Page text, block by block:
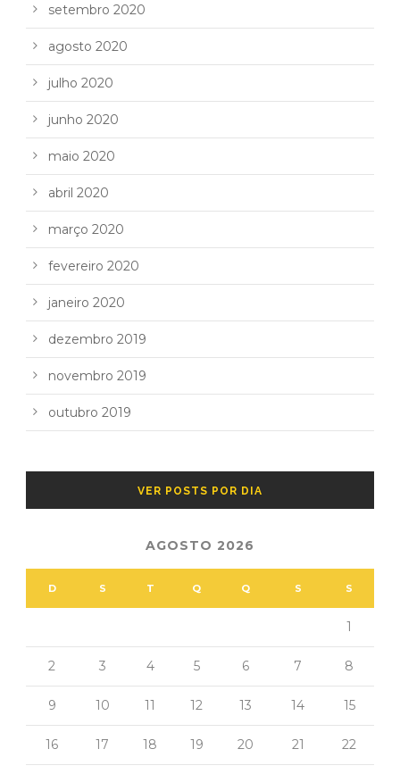
setembro 2020
agosto 2020
julho 2020
junho 2020
maio 2020
abril 2020
março 2020
fevereiro 2020
janeiro 2020
dezembro 2019
novembro 2019
outubro 2019
VER POSTS POR DIA
AGOSTO 2026
D S T Q Q S S
1
2 3 4 5 6 7 8
9 10 11 12 13 14 15
16 17 18 19 20 21 22